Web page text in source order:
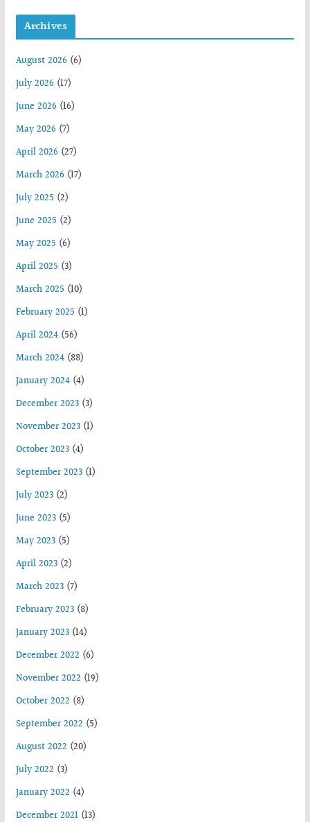
Archives
August 2026(6)
July 2026(17)
June 2026(16)
May 2026(7)
April 2026(27)
March 2026(17)
July 2025 (2)
June 2025 (2)
May 2025 (6)
April 2025 (3)
March 2025 (10)
February 2025 (1)
April 2024(56)
March 2024(88)
January 2024(4)
December 2023(3)
November 2023(1)
October 2023(4)
September 2023(1)
July 2023(2)
June 2023(5)
May 2023(5)
April 2023(2)
March 2023(7)
February 2023(8)
January 2023(14)
December 2022 (6)
November 2022 (19)
October 2022 (8)
September 2022 (5)
August 2022 (20)
July 2022 (3)
January 2022 (4)
December 2021(13)